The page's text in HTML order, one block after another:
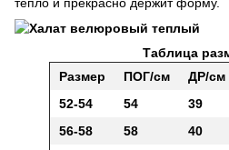
Таблица
Размер
ПОГ/см ДР/см
52-54
54 39
56-58
58 40